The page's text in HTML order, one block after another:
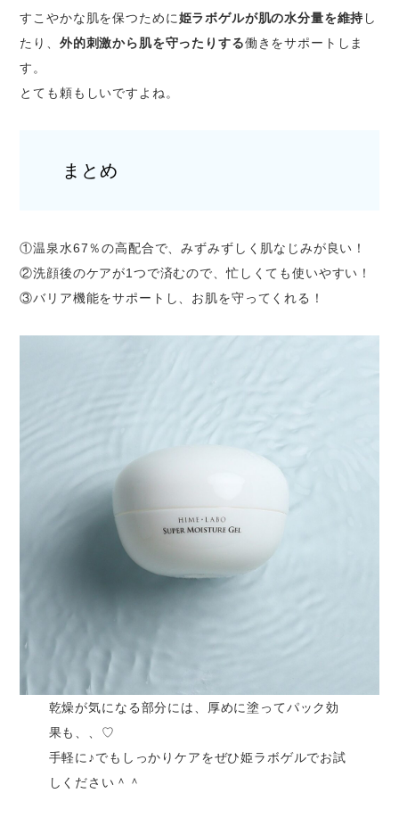
すこやかな肌を保つために姫ラボゲルが肌の水分量を維持 し
たり、 外的刺激から肌を守ったりする働きをサポートしま
す。
とても頼もしいですよね。
まとめ
①温泉水67％の高配合で、みずみずしく肌なじみが良い！
②洗顔後のケアが1つで済むので、忙しくても使いやすい！
③バリア機能をサポートし、お肌を守ってくれる！
乾燥が気になる部分には、厚めに塗ってパック効
果も、、♡
手軽に♪でもしっかりケアをぜひ姫ラボゲルでお試
しください＾＾